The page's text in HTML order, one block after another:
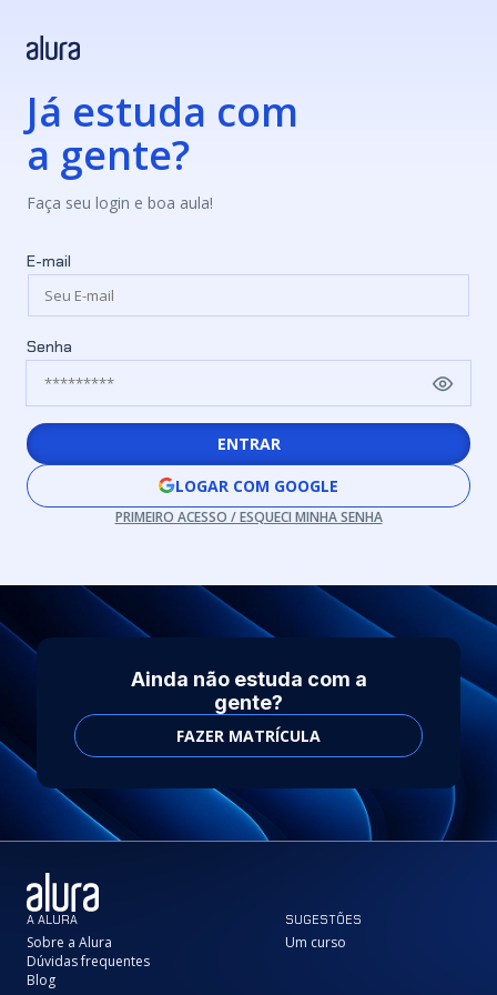
Já estuda com
a gente?
Faça seu login e boa aula!
E-mail
Senha
ENTRAR
LOGAR COM GOOGLE
PRIMEIRO ACESSO / ESQUECI MINHA SENHA
Ainda não estuda com a
gente?
FAZER MATRÍCULA
A ALURA
Sobre a Alura
Dúvidas frequentes
Blog
SUGESTÕES
Um curso